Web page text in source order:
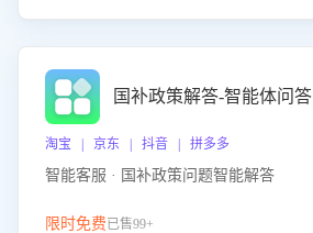
国补政策解答-智能体问答
淘宝 | 京东 | 抖音 | 拼多多
智能客服 · 国补政策问题智能解答
限时免费已售99+